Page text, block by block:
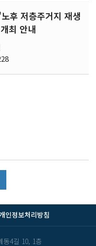
후 저층주거지 재생
최 안내
인정보처리방침
동4길 10, 1층